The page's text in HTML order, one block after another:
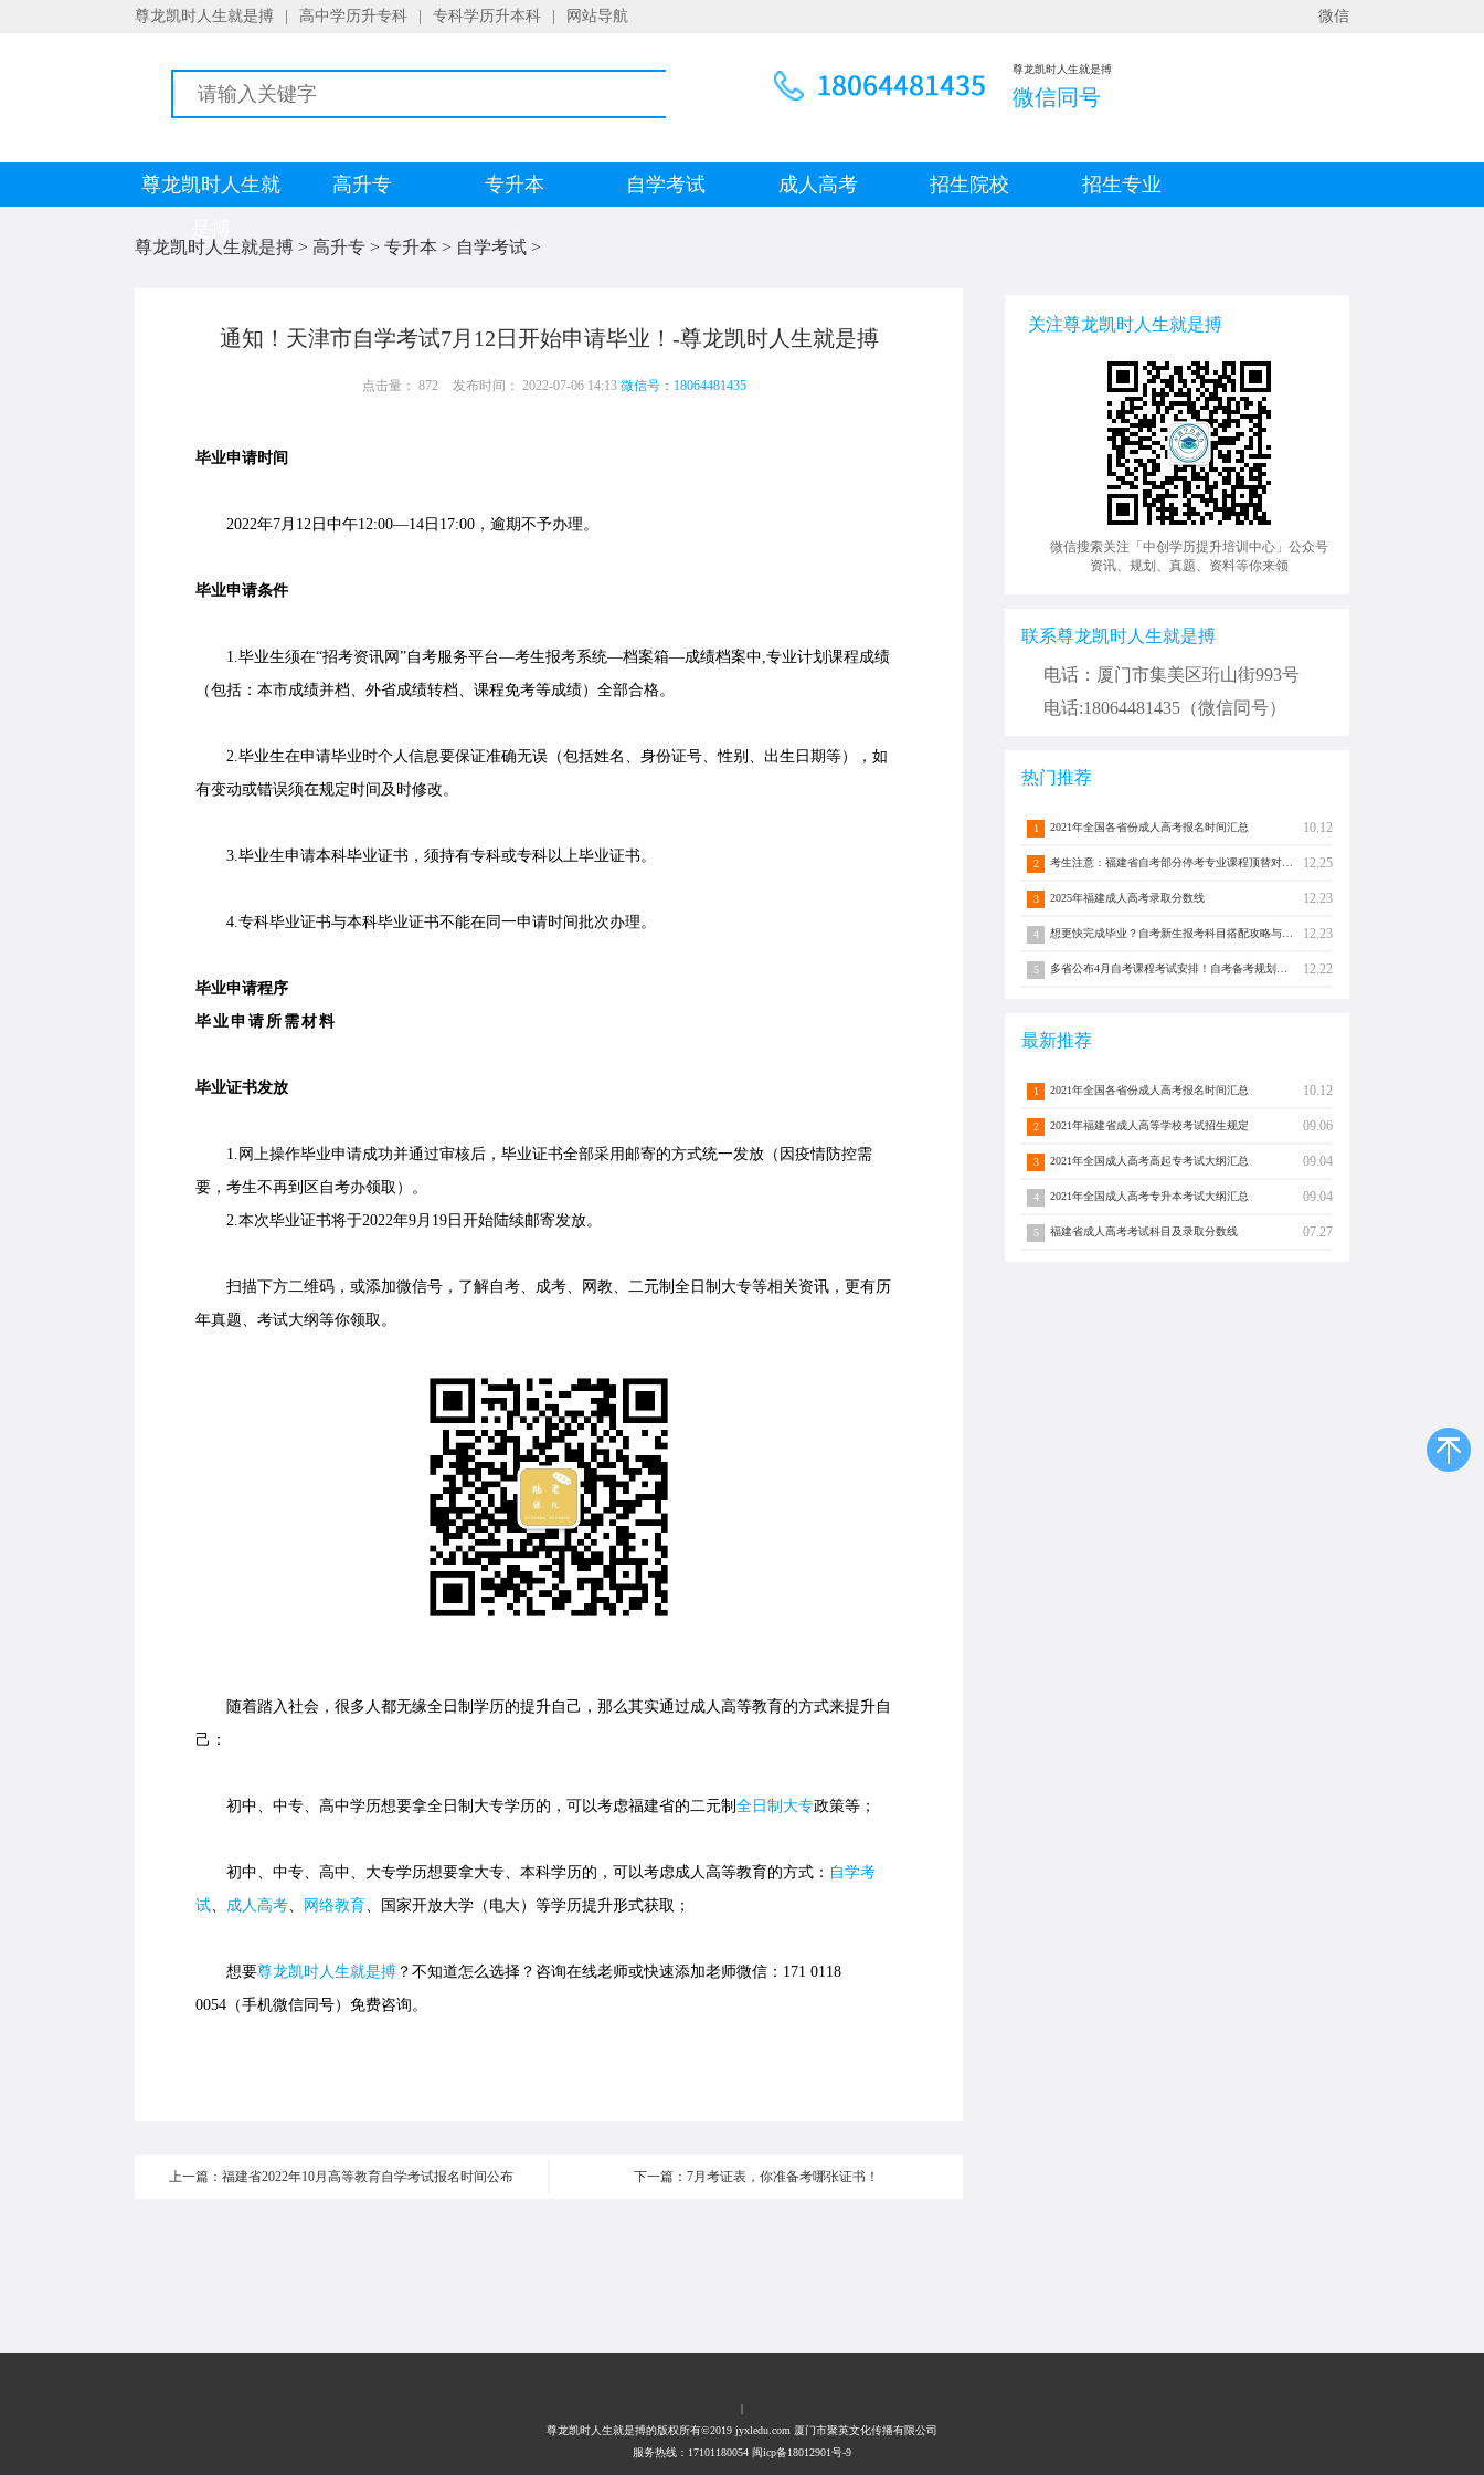
尊龙凯时人生就是搏 高中学历升专科 专科学历升本科 网站导航 微信
尊龙凯时人生就是搏
微信同号
尊龙凯时人生就
高升专 专升本 自学考试 成人高考 招生院校 招生专业
尊龙凯时人生就是搏 > 高升专 > 专升本 > 自学考试 >
通知！天津市自学考试7月12日开始申请毕业！-尊龙凯时人生就是搏
点击量： 872 发布时间： 2022-07-06 14:13 微信号：18064481435
毕业申请时间
2022年7月12日中午12:00—14日17:00，逾期不予办理。
毕业申请条件
1.毕业生须在“招考资讯网”自考服务平台—考生报考系统—档案箱—成绩档案中,专业计划课程成绩
（包括：本市成绩并档、外省成绩转档、课程免考等成绩）全部合格。
2.毕业生在申请毕业时个人信息要保证准确无误（包括姓名、身份证号、性别、出生日期等），如
有变动或错误须在规定时间及时修改。
3.毕业生申请本科毕业证书，须持有专科或专科以上毕业证书。
4.专科毕业证书与本科毕业证书不能在同一申请时间批次办理。
毕业申请程序
毕业申请所需材料
毕业证书发放
1.网上操作毕业申请成功并通过审核后，毕业证书全部采用邮寄的方式统一发放（因疫情防控需
要，考生不再到区自考办领取）。
2.本次毕业证书将于2022年9月19日开始陆续邮寄发放。
扫描下方二维码，或添加微信号，了解自考、成考、网教、二元制全日制大专等相关资讯，更有历
年真题、考试大纲等你领取。
随着踏入社会，很多人都无缘全日制学历的提升自己，那么其实通过成人高等教育的方式来提升自
己：
初中、中专、高中学历想要拿全日制大专学历的，可以考虑福建省的二元制 全日制大专政策等；
初中、中专、高中、大专学历想要拿大专、本科学历的，可以考虑成人高等教育的方式： 自学考
试、 成人高考、 网络教育、国家开放大学（电大）等学历提升形式获取；
想要尊龙凯时人生就是搏 ？不知道怎么选择？咨询在线老师或快速添加老师微信：171 0118
0054（手机微信同号）免费咨询。
上一篇：福建省2022年10月高等教育自学考试报名时间公布 下一篇：7月考证表，你准备考哪张证书！
关注尊龙凯时人生就是搏
微信搜索关注「中创学历提升培训中心」公众号
资讯、规划、真题、资料等你来领
联系尊龙凯时人生就是搏
电话：厦门市集美区珩山街993号
电话:18064481435（微信同号）
热门推荐
1 2021年全国各省份成人高考报名时间汇总 10.12
2 12.25
3 2025年福建成人高考录取分数线 12.23
4 12.23
5 12.22
最新推荐
1 2021年全国各省份成人高考报名时间汇总 10.12
2 2021年福建省成人高等学校考试招生规定 09.06
3 2021年全国成人高考高起专考试大纲汇总 09.04
4 2021年全国成人高考专升本考试大纲汇总 09.04
5 福建省成人高考考试科目及录取分数线 07.27
|
尊龙凯时人生就是搏的版权所有©2019 jyxledu.com 厦门市聚英文化传播有限公司
服务热线：17101180054 闽icp备18012901号-9